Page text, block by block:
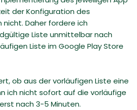
der Konfiguration des
nicht. Daher fordere ich
Liste unmittelbar nach
Liste im Google Play Store
ob aus der vorläufigen Liste eine
ich nicht sofort auf die vorläufige
nach 3-5 Minuten.